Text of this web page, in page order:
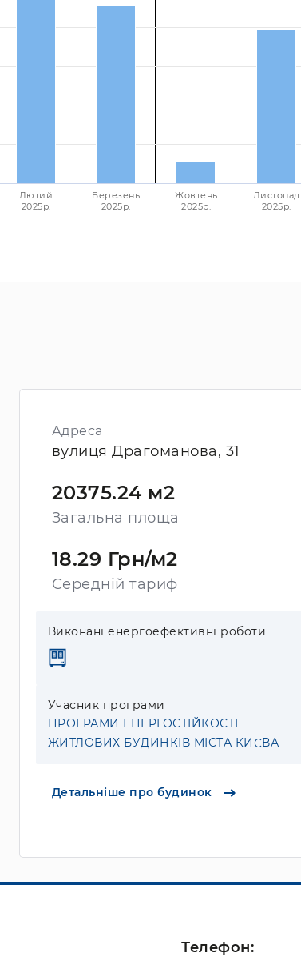
Лютий
2025p.
Березень
2025p.
Жовтень
2025p.
Листопад
2025p.
Адреса
вулиця Драгоманова, 31
20375.24 м2
Загальна площа
18.29 Грн/м2
Середній тариф
Виконані енергоефективні роботи
Учасник програми
ПРОГРАМИ ЕНЕРГОСТІЙКОСТІ
ЖИТЛОВИХ БУДИНКІВ МІСТА КИЄВА
Детальніше про будинок
Телефон: